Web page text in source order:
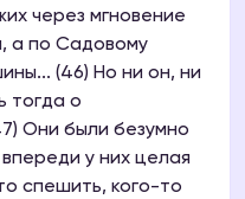
через мгновение
а по Садовому
(46) Но ни он, ни
тогда о
Они были безумно
у них целая
спешить, кого-то